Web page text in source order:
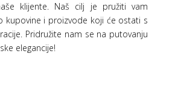
klijente. Naš cilj je pružiti vam
kupovine i proizvode koji će ostati s
Pridružite nam se na putovanju
elegancije!